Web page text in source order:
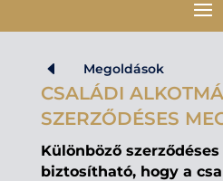
D Megoldások
CSALÁDI
SZERZŐDÉSES
Különböző
biztosítható, hogy a